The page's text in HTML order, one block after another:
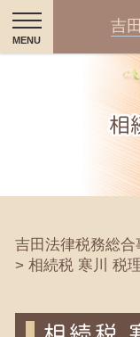
相
吉
吉田法律税務総合
> 相続税 寒川 税